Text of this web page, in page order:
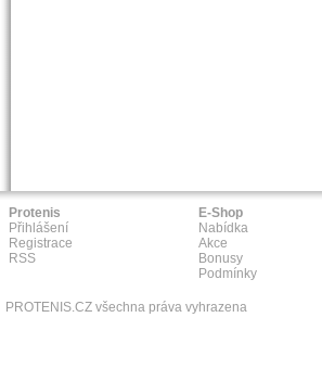
Protenis
Přihlášení
Registrace
RSS
E-Shop
Nabídka
Akce
Bonusy
Podmínky
PROTENIS.CZ všechna práva vyhrazena